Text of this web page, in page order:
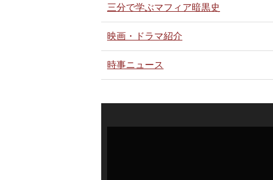
三分で学ぶマフィア暗黒史
映画・ドラマ紹介
時事ニュース